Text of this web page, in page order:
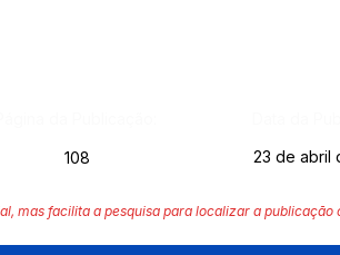
108 23 de abril
mas facilita a pesquisa para localizar a publicação